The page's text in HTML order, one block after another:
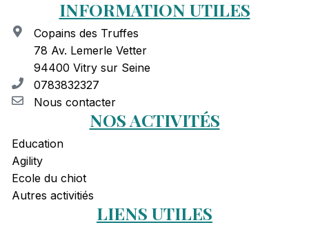
INFORMATION UTILES
Copains des Truffes
78 Av. Lemerle Vetter
94400 Vitry sur Seine
0783832327
Nous contacter
NOS ACTIVITÉS
Education
Agility
Ecole du chiot
Autres activitiés
LIENS UTILES